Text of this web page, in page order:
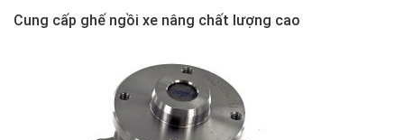
Cung cấp ghế ngồi xe nâng chất lượng cao